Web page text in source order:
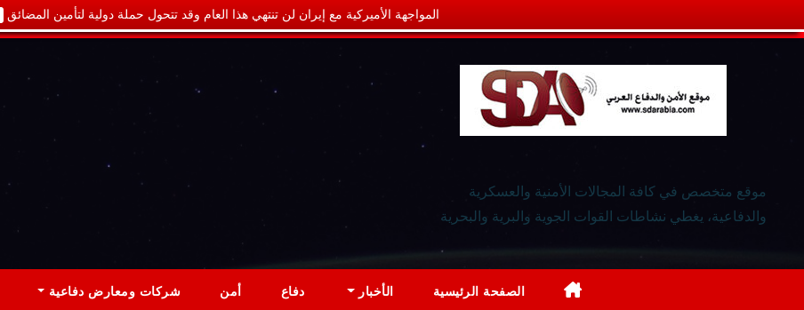
المواجهة الأميركية مع إيران لن تنتهي هذا العام وقد تتحول حملة دولية لتأمين المضائق
موقع متخصص في كافة المجالات الأمنية والعسكرية
والدفاعية، يغطي نشاطات القوات الجوية والبرية والبحرية
الصفحة الرئيسية الأخبار دفاع أمن شركات ومعارض دفاعية